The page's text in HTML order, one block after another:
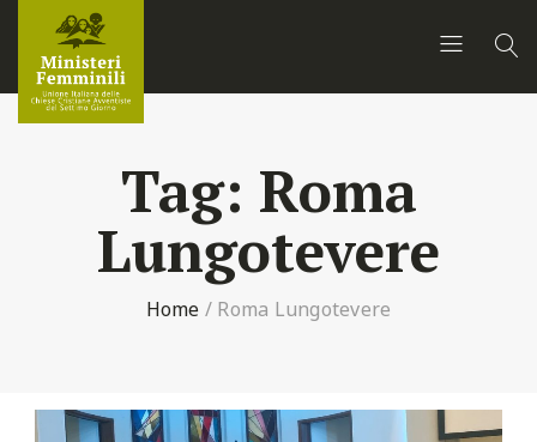
Tag: Roma
Lungotevere
Home / Roma Lungotevere